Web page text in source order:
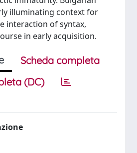
illuminating context for
interaction of syntax,
in early acquisition.
Scheda completa
(DC)